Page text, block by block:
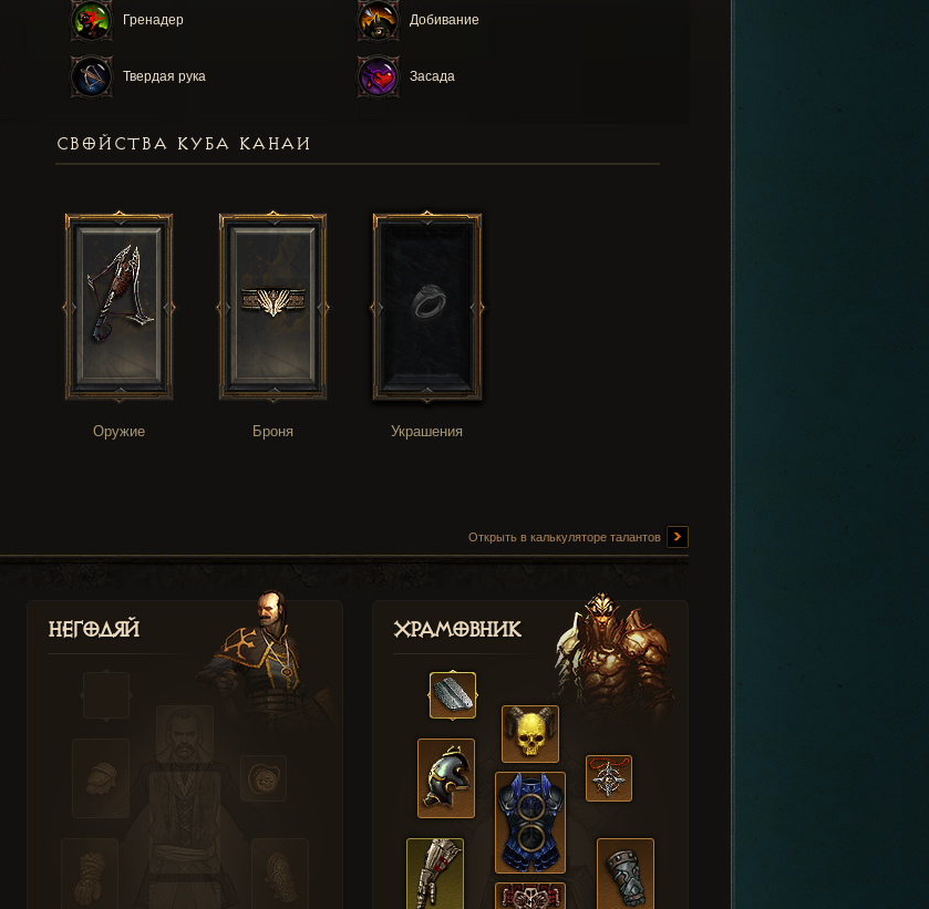
Гренадер Добивание
Твердая рука Засада
СВОЙСТВА КУБА КАНАИ
Оружие Броня Украшения
Открыть в калькуляторе талантов
Негодяй Храмовник